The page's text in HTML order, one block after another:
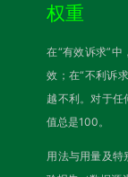
权重
在“有效诉求”
效；在“不利诉
越不利。对于任
值总是100。
用法与用量及特